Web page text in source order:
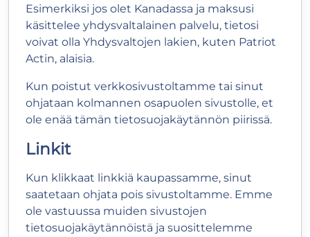
Esimerkiksi jos olet Kanadassa ja maksusi
käsittelee yhdysvaltalainen palvelu, tietosi
voivat olla Yhdysvaltojen lakien, kuten Patriot
Actin, alaisia.
Kun poistut verkkosivustoltamme tai sinut
ohjataan kolmannen osapuolen sivustolle, et
ole enää tämän tietosuojakäytännön piirissä.
Linkit
Kun klikkaat linkkiä kaupassamme, sinut
saatetaan ohjata pois sivustoltamme. Emme
ole vastuussa muiden sivustojen
tietosuojakäytännöistä ja suosittelemme